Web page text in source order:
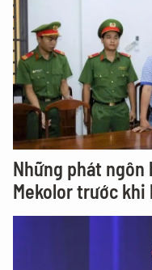
Những phát ngôn
Mekolor trước